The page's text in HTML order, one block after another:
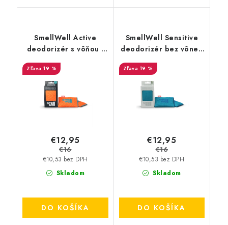
SmellWell Active
deodorizér s vôňou -
Geometric Orange
19 %
Skladom
€10,53 bez DPH
€12,95
€16
DO KOŠÍKA
SmellWell Sensitive
deodorizér bez vône -
Blue
19 %
Skladom
€10,53 bez DPH
€12,95
€16
DO KOŠÍKA